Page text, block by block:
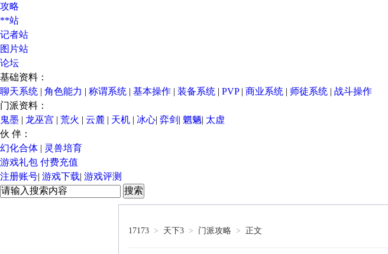
攻略
**站
记者站
图片站
论坛
基础资料：
聊天系统 | 角色能力 | 称谓系统 | 基本操作 | 装备系统 | PVP | 商业系统 | 师徒系统 | 战斗操作
门派资料：
鬼墨 | 龙巫宫 | 荒火 | 云麓 | 天机 | 冰心| 弈剑 | 魍魉| 太虚
伙 伴：
幻化合体 | 灵兽培育
游戏礼包 付费充值
注册账号| 游戏下载| 游戏评测
17173 > 天下3 > 门派攻略 > 正文